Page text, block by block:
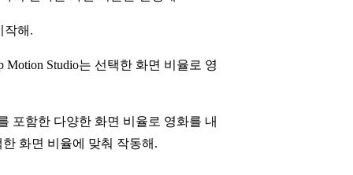
작해.
Motion Studio는 선택한 화면 비율로 영
포함한 다양한 화면 비율로 영화를 내
화면 비율에 맞춰 작동해.